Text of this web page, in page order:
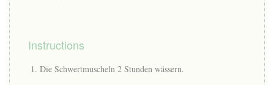
Instructions
Die Schwertmuscheln 2 Stunden wässern.